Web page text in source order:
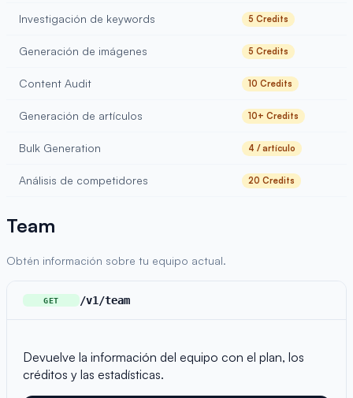
Investigación de keywords 5 Credits
Generación de imágenes 5 Credits
Content Audit 10 Credits
Generación de artículos 10+ Credits
Bulk Generation 4 / artículo
Análisis de competidores 20 Credits
Team
Obtén información sobre tu equipo actual.
GET /v1/team
Devuelve la información del equipo con el plan, los
créditos y las estadísticas.